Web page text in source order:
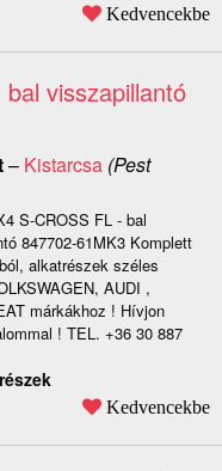
Kedvencekbe
visszapillantó
– Kistarcsa(Pest
S-CROSS FL - bal
847702-61MK3 Komplett
alkatrészek széles
AUDI ,
márkákhoz ! Hívjon
! TEL. +36 30 887
Kedvencekbe